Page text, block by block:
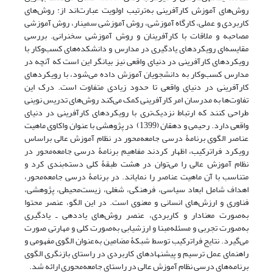
روش‌های آموزش کارآفرینی به‌ترتیب اولویت عبارت‌اند از: روش‌های
کاربردی و عملی، کارگاه آموزشی، روش آموزشی سمینار، روش آموزشی
مصاحبه و ملاقات با کارآفرینان و روش آموزشی سخنرانی. بررسی
مقایسه‌ای رویکردهای یادگیری در مدارس و دانشکده‌های کسب‌و‌کار با
رویکردهای کارآفرینی در دنیای واقعی نیز بیانگر این است که آنچه در
مدارس کسب‌وکار به دانشجویان آموزش داده می‌شود، با رویکردهای
کارآفرینی در دنیای واقعی تا حدود زیادی متفاوت است. درک این
تفاوت‌ها به مدرسان امر کارآفرینی کمک می‌کند روش‌های تدریس نوینی
طراحی کنند که ارتباط نزدیک‌تری با رویکردهای کارآفرینی در دنیای
واقعی دارد. رحیمی و دهقان (1399) در پژوهشی با عنوان واکاوی ماهیت
عناصر الگوی برنامۀ درسی جامعه‌محور در نظام آموزش عالی براساس
رویکرد فراترکیب، اظهار کردند مفاهیم برنامۀ درسی جامعه‌محور در
نظام آموزش عالی را می‌توان در هشت طبقۀ کلی دسته‌بندی کرد و
متناسب با آن ماهیت عناصر را نمایاند. در برنامۀ درسی جامعه‌محور،
اهداف شامل ابعاد سیاسی، فرهنگی، شغلی، زیست‌محیطی، پژوهشی،
فناوری و ارزش‌های انسانی و معنوی است. در این الگو، عنصر محتوا
به‌صورت معنادار و کاربردی، عنصر روش‌های یاددهی ـ یادگیری
به‌صورت تجربی و مسئله‌مبنا و ارزشیابی به‌صورت کلی و مهارتی صورت
می‌‌گیرد. نتایج فراترکیب توسط شبکۀ مضامین به‌عنوان الگوی مفهومی و
راهنمای عمل ترسیم و پیشنهادهای کاربردی در راستای بازنگری الگوی
برنامه‌های درسی نظام آموزش عالی در راستای جامعه‌محوری ارائه شد.